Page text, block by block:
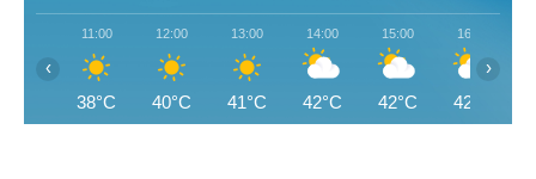
11:00
38°C
12:00
40°C
13:00
41°C
14:00
42°C
15:00
42°C
16:00
42°C
‹ ›